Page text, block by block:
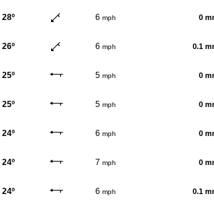
28º 6 mph 0
26º 6 mph 0.1
25º 5 mph 0
25º 5 mph 0
24º 6 mph 0
24º 7 mph 0
24º 6 mph 0.1